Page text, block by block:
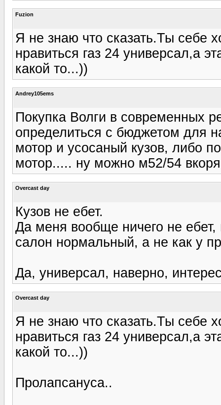
Fuzion
Я не знаю что сказать.Ты себе
нравиться газ 24 универсал,а
какой то...))
Andrey105ems
Покупка Волги в современных
определиться с бюджетом для
мотор и усосаный кузов, либо
мотор..... ну можно м52/54
Overcast day
Кузов не ебет.
Да меня вообще ничего не
салон нормальный, а не как у
Да, универсал, наверно,
Overcast day
Я не знаю что сказать.Ты себе
нравиться газ 24 универсал,а
какой то...))
Пролапсануса..